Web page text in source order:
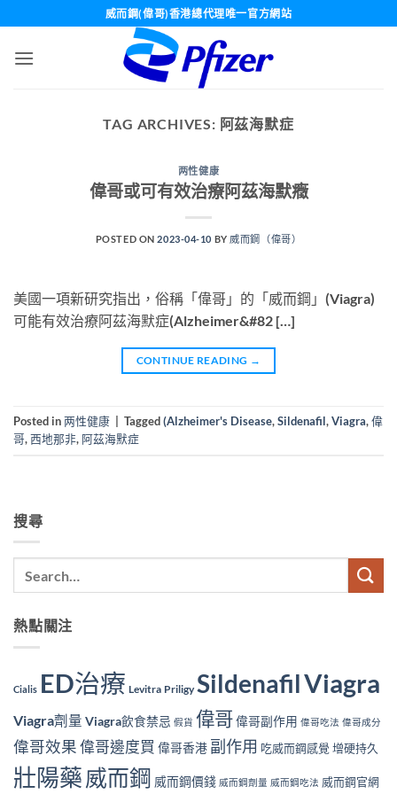
content
威而鋼(偉哥)香港總代理唯一官方網站
TAG ARCHIVES: 阿茲海默症
两性健康
偉哥或可有效治療阿茲海默癥
POSTED ON2023-04-10 BY 威而鋼（偉哥）
美國一項新研究指出，俗稱「偉哥」的「威而鋼」(Viagra)
可能有效治療阿茲海默症(Alzheimer&#82 […]
CONTINUE READING →
Posted in两性健康 Tagged(Alzheimer's Disease,Sildenafil,Viagra,偉
哥,西地那非, 阿茲海默症
搜尋
熱點關注
Cialis ED治療 Levitra Priligy SildenafilViagra
Viagra劑量 Viagra飲食禁忌 假貨 偉哥偉哥副作用 偉哥吃法 偉哥成分
偉哥效果偉哥邊度買 偉哥香港 副作用 吃威而鋼感覺 增硬持久
壯陽藥 威而鋼 威而鋼價錢 威而鋼劑量 威而鋼吃法 威而鋼官網